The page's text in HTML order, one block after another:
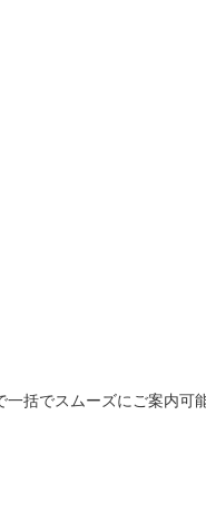
括でスムーズにご案内可